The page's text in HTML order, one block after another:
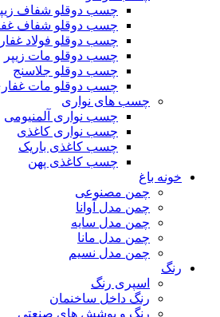
چسب دوقلو شفاف
چسب دوقلو شفاف
چسب دوقلو فولاد
چسب دوقلو مات زیپر
چسب دوقلو جلاسنج
چسب دوقلو مات
چسب های نواری
چسب نواری آلمنیومی
چسب نواری کاغذی
چسب کاغذی باریک
چسب کاغذی پهن
خونه باغ
چمن مصنوعی
چمن مدل آوانا
چمن مدل سایه
چمن مدل مانا
چمن مدل نسیم
رنگ
اسپری رنگ
رنگ داخل ساخنمان
رنگ و پوشش های صنعتی